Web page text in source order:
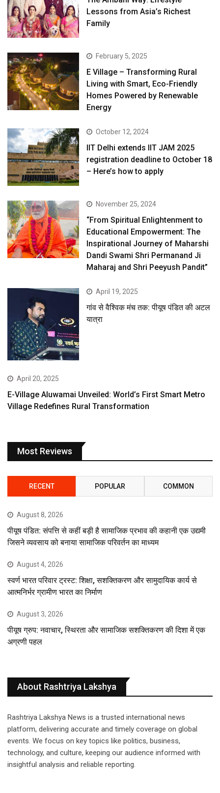
Lessons from Asia’s Richest
Family
February 5, 2025
E Village – Transforming Rural
Living with Smart, Eco-Friendly
Homes Powered by Renewable
Energy
October 12, 2024
IIT Delhi extends IIT JAM 2025
registration deadline to October 18
– Here’s how to apply
November 25, 2024
“From Spiritual Enlightenment to
Educational Empowerment: The
Inspirational Journey of Maharshi
Dandi Swami Shri Permanand Ji
Maharaj and Shri Peeyush Pandit”
April 19, 2025
गांव से वैश्विक मंच तक: पीयूष पंडित की अटल
यात्रा
April 20, 2025
E-Village Aluwamai Unveiled: World’s First Smart Metro
Village Redefines Rural Transformation
Most Reviews
RECENT POPULAR COMMON
August 8, 2026
पीयूष पंडित: संपत्ति से कहीं बड़ी है सामाजिक प्रभाव की कहानी एक उद्यमी
जिसने व्यवसाय को बनाया सामाजिक परिवर्तन का माध्यम
August 4, 2026
स्वर्ण भारत परिवार ट्रस्ट: शिक्षा, सशक्तिकरण और सामुदायिक कार्य से
आत्मनिर्भर ग्रामीण भारत का निर्माण
August 3, 2026
पीयूष ग्रुप: नवाचार, स्थिरता और सामाजिक सशक्तिकरण की दिशा में एक
अग्रणी पहल
About Rashtriya Lakshya
Rashtriya Lakshya News is a trusted international news
platform, delivering accurate and timely coverage on global
events. We focus on key topics like politics, business,
technology, and culture, keeping our audience informed with
insightful analysis and reliable reporting.